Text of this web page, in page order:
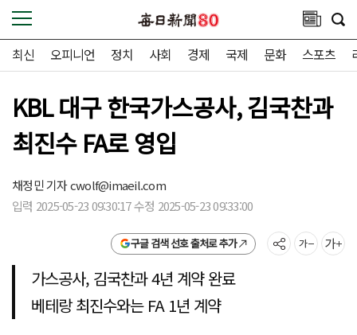
최신 오피니언 정치 사회 경제 국제 문화 스포츠
KBL 대구 한국가스공사, 김국찬과
최진수 FA로 영입
채정민 기자cwolf@imaeil.com
입력 2025-05-23 09:30:17 수정 2025-05-23 09:33:00
구글 검색 선호 출처로 추가
가스공사, 김국찬과 4년 계약 완료
베테랑 최진수와는 FA 1년 계약